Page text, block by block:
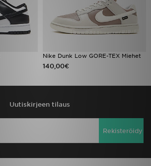
Nike Dunk Low GORE-TEX Miehet
140,00€
Uutiskirjeen tilaus
Rekisteröidy